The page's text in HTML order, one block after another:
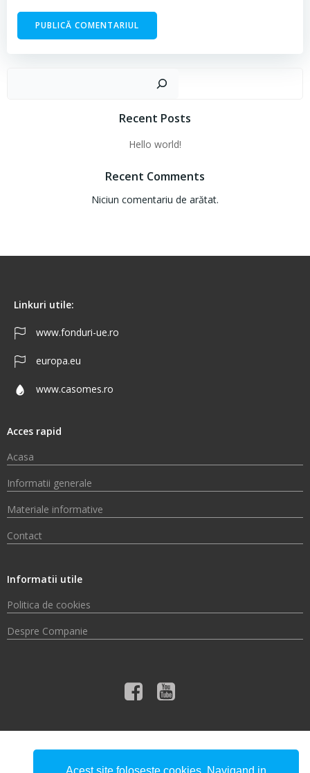
Recent Posts
Hello world!
Recent Comments
Niciun comentariu de arătat.
Linkuri utile:
www.fonduri-ue.ro
europa.eu
www.casomes.ro
Acces rapid
Acasa
Informatii generale
Materiale informative
Contact
Informatii utile
Politica de cookies
Despre Companie
© 2026 Compania de Apă Someș S.A.
Acest site foloseste cookies. Navigand in